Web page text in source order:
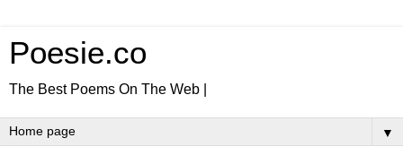
Poesie.co
The Best Poems On The Web |
▼